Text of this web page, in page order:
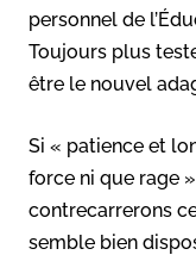
personnel de
Toujours plus
être le nouvel
Si « patience et
force ni que rage
contrecarrerons
semble bien